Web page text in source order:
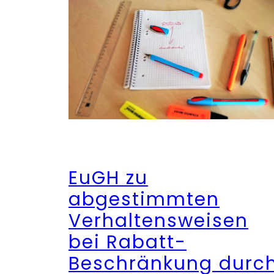
EuGH zu
abgestimmten
Verhaltensweisen
bei Rabatt-
Beschränkung